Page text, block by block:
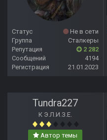
Статус
Не в сети
Группа
Сталкеры
Репутация
2 282
Сообщений
4194
Регистрация
21.01.2023
Tundra227
К Э.Л.И.З.Е.
Автор темы